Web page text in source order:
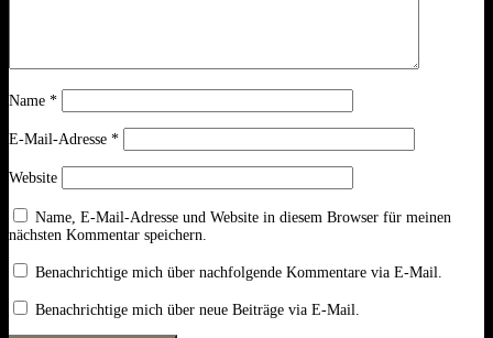
Name *
E-Mail-Adresse *
Website
Name, E-Mail-Adresse und Website in diesem Browser für meinen
nächsten Kommentar speichern.
Benachrichtige mich über nachfolgende Kommentare via E-Mail.
Benachrichtige mich über neue Beiträge via E-Mail.